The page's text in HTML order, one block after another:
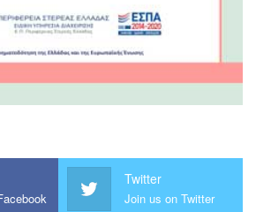
Twitter
Join us on Twitter